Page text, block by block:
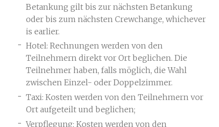
Betankung gilt bis zur nächsten Betankung
oder bis zum nächsten Crewchange, whichever
is earlier.
Hotel: Rechnungen werden von den
Teilnehmern direkt vor Ort beglichen. Die
Teilnehmer haben, falls möglich, die Wahl
zwischen Einzel- oder Doppelzimmer.
Taxi: Kosten werden von den Teilnehmern vor
Ort aufgeteilt und beglichen;
Verpflegung: Kosten werden von den